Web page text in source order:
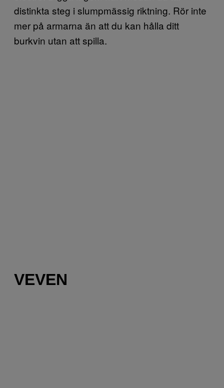
distinkta steg i slumpmässig riktning. Rör inte
mer på armarna än att du kan hålla ditt
burkvin utan att spilla.
VEVEN